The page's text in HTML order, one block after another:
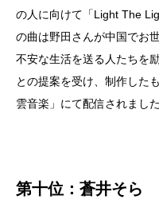
の人に向けて「Light The
の曲は野田さんが中国でお
不安な生活を送る人たちを
との提案を受け、制作した
雲音楽」にて配信されました
第十位： 蒼井そら